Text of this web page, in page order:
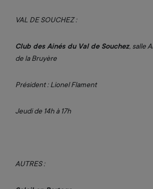
VAL DE SOUCHEZ :
Club des Ainés du Val de Souchez, salle
de la Bruyère
Président : Lionel Flament
Jeudi de 14h à 17h
AUTRES :